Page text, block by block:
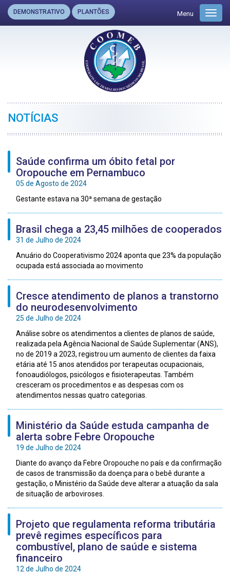
DEMONSTRATIVO PLANTÕES Menu
NOTÍCIAS
Saúde confirma um óbito fetal por
Oropouche em Pernambuco
05 de Agosto de 2024
Gestante estava na 30ª semana de gestação
Brasil chega a 23,45 milhões de cooperados
31 de Julho de 2024
Anuário do Cooperativismo 2024 aponta que 23% da população
ocupada está associada ao movimento
Cresce atendimento de planos a transtorno
do neurodesenvolvimento
25 de Julho de 2024
Análise sobre os atendimentos a clientes de planos de saúde,
realizada pela Agência Nacional de Saúde Suplementar (ANS),
no de 2019 a 2023, registrou um aumento de clientes da faixa
etária até 15 anos atendidos por terapeutas ocupacionais,
fonoaudiólogos, psicólogos e fisioterapeutas. Também
cresceram os procedimentos e as despesas com os
atendimentos nessas quatro categorias.
Ministério da Saúde estuda campanha de
alerta sobre Febre Oropouche
19 de Julho de 2024
Diante do avanço da Febre Oropouche no país e da confirmação
de casos de transmissão da doença para o bebê durante a
gestação, o Ministério da Saúde deve alterar a atuação da sala
de situação de arboviroses.
Projeto que regulamenta reforma tributária
prevê regimes específicos para
combustível, plano de saúde e sistema
financeiro
12 de Julho de 2024